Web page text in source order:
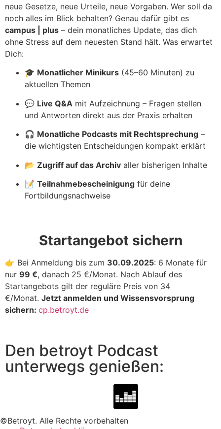
neue Gesetze, neue Urteile, neue Vorgaben. Wer soll da
noch alles im Blick behalten? Genau dafür gibt es
campus | plus – dein monatliches Update, das dich
ohne Stress auf dem neuesten Stand hält. Was erwartet
Dich:
🎓 Monatlicher Minikurs (45–60 Minuten) zu
aktuellen Themen
💬 Live Q&A mit Aufzeichnung – Fragen stellen
und Antworten direkt aus der Praxis erhalten
🎧 Monatliche Podcasts mit Rechtsprechung –
die wichtigsten Entscheidungen kompakt erklärt
📂 Zugriff auf das Archiv aller bisherigen Inhalte
📝 Teilnahmebescheinigung für deine
Fortbildungsnachweise
Startangebot sichern
👉 Bei Anmeldung bis zum 30.09.2025: 6 Monate für
nur 99 €, danach 25 €/Monat. Nach Ablauf des
Startangebots gilt der reguläre Preis von 34
€/Monat. Jetzt anmelden und Wissensvorsprung
sichern: cp.betroyt.de
Den betroyt Podcast
unterwegs genießen:
©Betroyt. Alle Rechte vorbehalten